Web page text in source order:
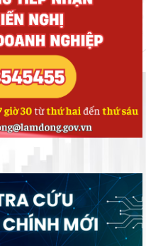
NIỆM 79 NĂM NGÀY
- 27/7/2026)
HỘI 6 THÁNG ĐẦU NĂM
TOÀN TỔ CHỨC Ở CƠ
LÝ HÀNH CHÍNH
6 tháng đầu năm 2026
năm 2026
MÁY, NHÂN SỰ THÔN MỚI